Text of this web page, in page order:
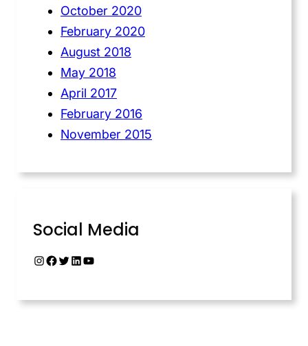
October 2020
February 2020
August 2018
May 2018
April 2017
February 2016
November 2015
Social Media